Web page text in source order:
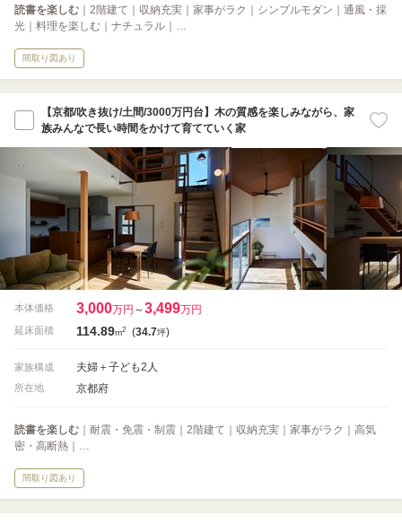
読書を楽しむ ｜2階建て｜収納充実｜家事がラク｜シンプルモダン｜通風・採
光｜料理を楽しむ｜ナチュラル｜…
間取り図あり
【京都/吹き抜け/土間/3000万円台】木の質感を楽しみながら、家
族みんなで長い時間をかけて育てていく家
本体価格 3,000万円 ～3,499万円
延床面積 114.89m2 (34.7坪)
家族構成 夫婦＋子ども2人
所在地 京都府
読書を楽しむ ｜耐震・免震・制震｜2階建て｜収納充実｜家事がラク｜高気
密・高断熱｜…
間取り図あり